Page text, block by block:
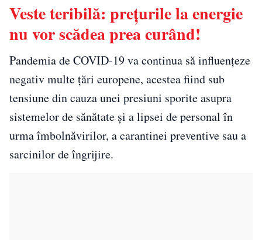
Veste teribilă: preţurile la energie
nu vor scădea prea curând!
Pandemia de COVID-19 va continua să influenţeze
negativ multe ţări europene, acestea fiind sub
tensiune din cauza unei presiuni sporite asupra
sistemelor de sănătate şi a lipsei de personal în
urma îmbolnăvirilor, a carantinei preventive sau a
sarcinilor de îngrijire.